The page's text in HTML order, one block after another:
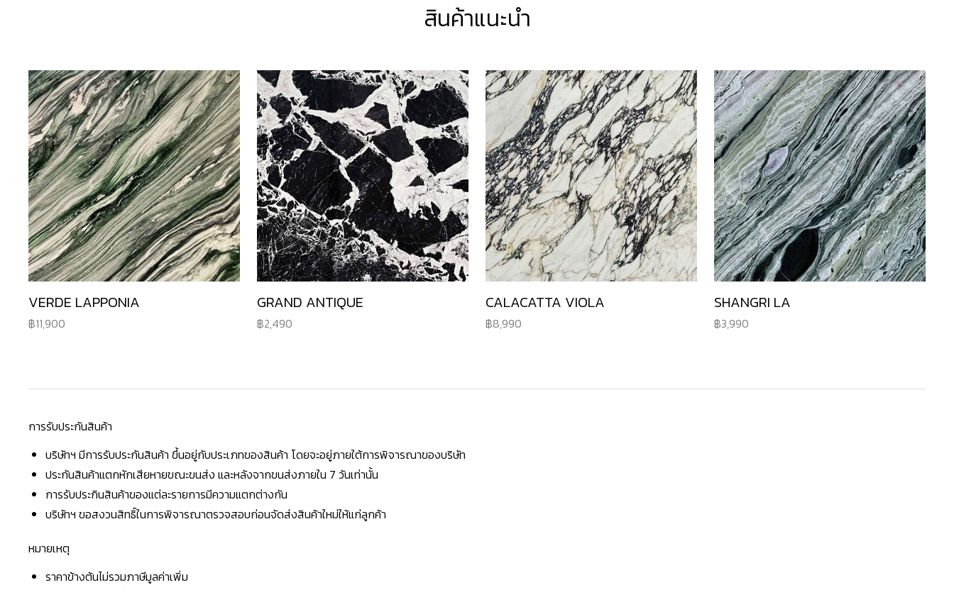
สินค้าแนะนำ
VERDE LAPPONIA
11,900
GRAND ANTIQUE
2,490
CALACATTA VIOLA
8,990
SHANGRI LA
3,990
การรับประกันสินค้า
บริษัทฯ มีการรับประกันสินค้า ขึ้นอยู่กับประเภทของสินค้า โดยจะอยู่ภายใต้การพิจารณาของบริษัท
ประกันสินค้าแตกหักเสียหายขณะขนส่ง และหลังจากขนส่งภายใน 7 วันเท่านั้น
การรับประกินสินค้าของแต่ละรายการมีความแตกต่างกัน
บริษัทฯ ขอสงวนสิทธิ์ในการพิจารณาตรวจสอบก่อนจัดส่งสินค้าใหม่ให้แก่ลูกค้า
หมายเหตุ
ราคาข้างต้นไม่รวมภาษีมูลค่าเพิ่ม